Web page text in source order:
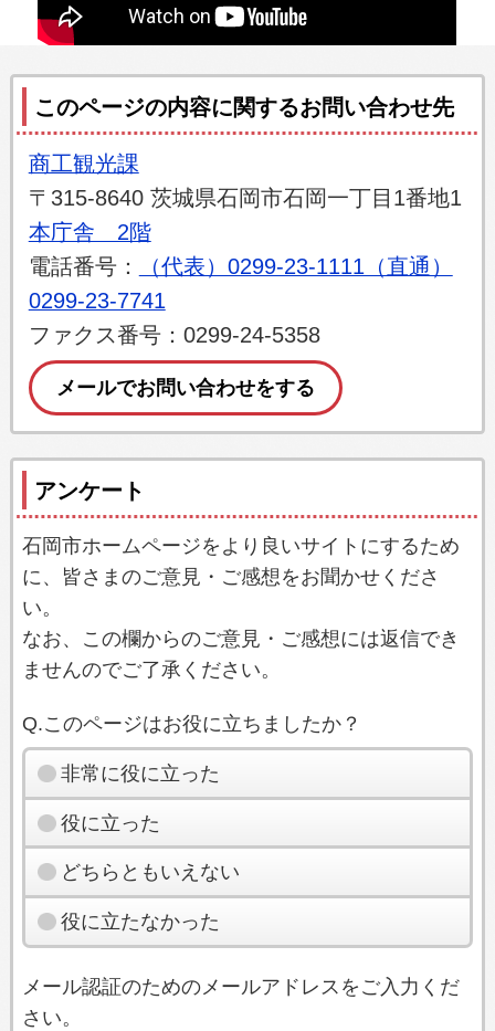
このページの内容に関するお問い合わせ先
商工観光課
〒315-8640 茨城県石岡市石岡一丁目1番地1
本庁舎 2階
電話番号：
（代表）0299-23-1111（直通）
0299-23-7741
ファクス番号：0299-24-5358
メールでお問い合わせをする
アンケート
石岡市ホームページをより良いサイトにするため
に、皆さまのご意見・ご感想をお聞かせくださ
い。
なお、この欄からのご意見・ご感想には返信でき
ませんのでご了承ください。
Q.このページはお役に立ちましたか？
非常に役に立った
役に立った
どちらともいえない
役に立たなかった
メール認証のためのメールアドレスをご入力くだ
さい。